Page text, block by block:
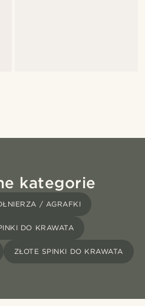
kategorie
/ AGRAFKI
DO KRAWATA
ZŁOTE SPINKI DO KRAWATA